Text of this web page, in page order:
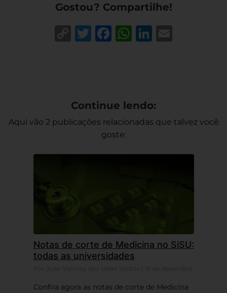
Gostou? Compartilhe!
CopyTwitter
Facebook
WhatsApp
LinkedIn
Continue lendo:
Aqui vão 2 publicações relacionadas que talvez você
goste:
Notas de corte de Medicina no SiSU:
todas as universidades
Confira agora as notas de corte de Medicina